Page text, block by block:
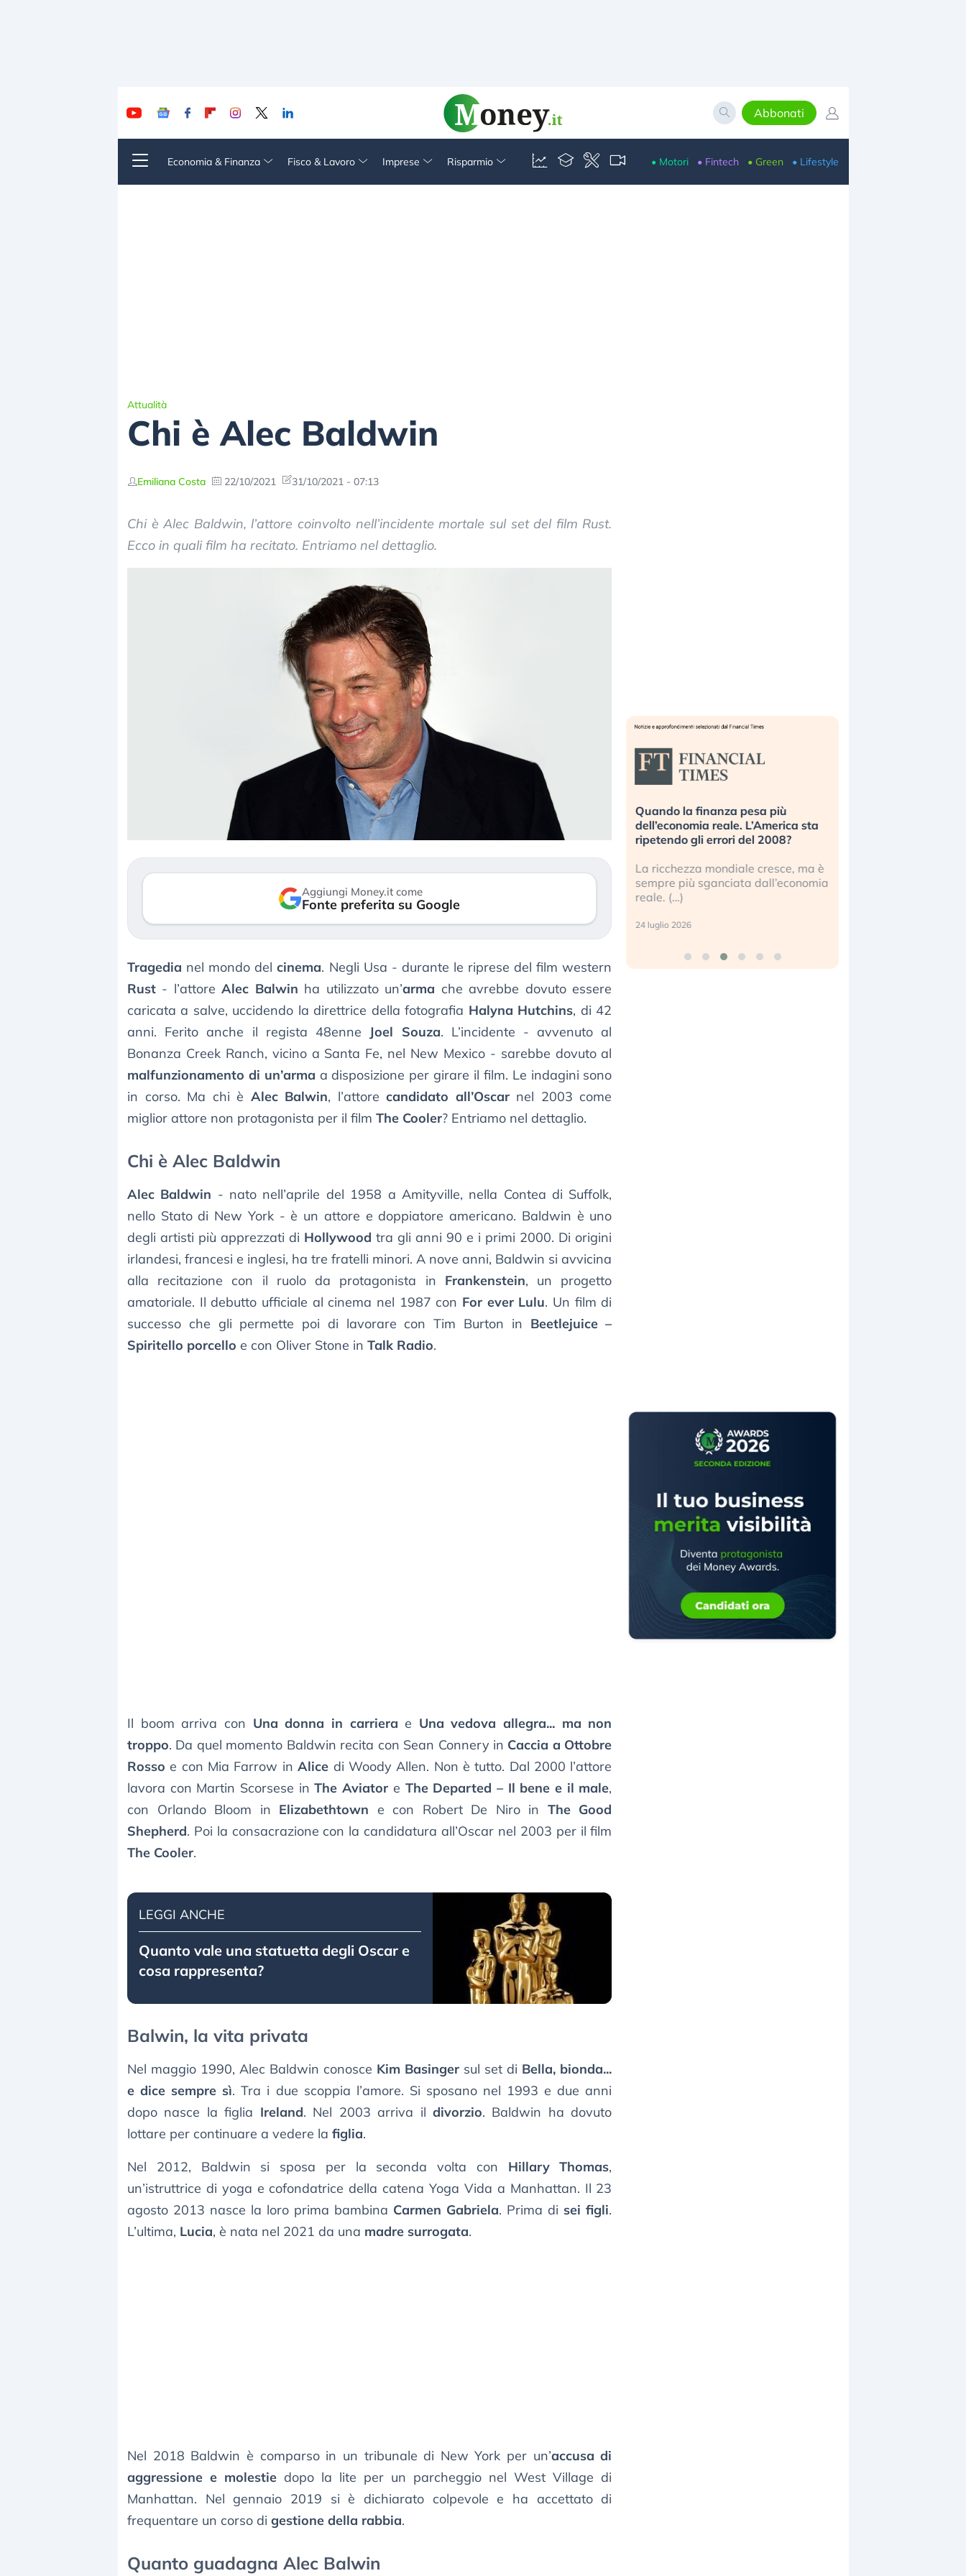
Abbonati
Economia & Finanza Fisco & Lavoro Imprese Risparmio • Motori • Fintech • Green • Lifestyle
Attualità
Chi è Alec Baldwin
Emiliana Costa 22/10/2021 31/10/2021 - 07:13
Chi è Alec Baldwin, l’attore coinvolto nell’incidente mortale sul set del film Rust.
Ecco in quali film ha recitato. Entriamo nel dettaglio.
Aggiungi Money.it come
Fonte preferita su Google
Tragedia nel mondo delcinema. Negli Usa - durante le riprese del film western
Rust - l’attoreAlec Balwin ha utilizzato un’arma che avrebbe dovuto essere
caricata a salve, uccidendo la direttrice della fotografia Halyna Hutchins, di 42
anni. Ferito anche il regista 48enne Joel Souza. L’incidente - avvenuto al
Bonanza Creek Ranch, vicino a Santa Fe, nel New Mexico - sarebbe dovuto al
malfunzionamento di un’arma a disposizione per girare il film. Le indagini sono
in corso. Ma chi è Alec Balwin, l’attorecandidato all’Oscarnel 2003 come
miglior attore non protagonista per il film The Cooler? Entriamo nel dettaglio.
Chi è Alec Baldwin
Alec Baldwin - nato nell’aprile del 1958 a Amityville, nella Contea di Suffolk,
nello Stato di New York - è un attore e doppiatore americano. Baldwin è uno
degli artisti più apprezzati di Hollywood tra gli anni 90 e i primi 2000. Di origini
irlandesi, francesi e inglesi, ha tre fratelli minori. A nove anni, Baldwin si avvicina
alla recitazione con il ruolo da protagonista in Frankenstein, un progetto
amatoriale. Il debutto ufficiale al cinema nel 1987 con For ever Lulu. Un film di
successo che gli permette poi di lavorare con Tim Burton in Beetlejuice –
Spiritello porcello e con Oliver Stone in Talk Radio.
Il boom arriva con Una donna in carriera e Una vedova allegra... ma non
troppo. Da quel momento Baldwin recita con Sean Connery in Caccia a Ottobre
Rosso e con Mia Farrow inAlice di Woody Allen. Non è tutto. Dal 2000 l’attore
lavora con Martin Scorsese inThe Aviator e The Departed – Il bene e il male,
con Orlando Bloom in Elizabethtown e con Robert De Niro in The Good
Shepherd. Poi la consacrazione con la candidatura all’Oscar nel 2003 per il film
The Cooler.
LEGGI ANCHE
Quanto vale una statuetta degli Oscar e
cosa rappresenta?
Balwin, la vita privata
Nel maggio 1990, Alec Baldwin conosce Kim Basinger sul set di Bella, bionda...
e dice sempre sì. Tra i due scoppia l’amore. Si sposano nel 1993 e due anni
dopo nasce la figlia Ireland. Nel 2003 arriva ildivorzio. Baldwin ha dovuto
lottare per continuare a vedere la figlia.
Nel 2012, Baldwin si sposa per la seconda volta con Hillary Thomas,
un’istruttrice di yoga e cofondatrice della catena Yoga Vida a Manhattan. Il 23
agosto 2013 nasce la loro prima bambina Carmen Gabriela. Prima di sei figli.
L’ultima, Lucia, è nata nel 2021 da una madre surrogata.
Nel 2018 Baldwin è comparso in un tribunale di New York per un’accusa di
aggressione e molestie dopo la lite per un parcheggio nel West Village di
Manhattan. Nel gennaio 2019 si è dichiarato colpevole e ha accettato di
frequentare un corso di gestione della rabbia.
Quanto guadagna Alec Balwin
Dalle valutazioni estreme alla
correzione. Cosa sta guidando il
repricing degli asset?
3 agosto 2026
«La mia vita è rovinata». Investitori
in preda al panico dopo lo scoppio
della bolla AI
Kospi, mentre gli investitori retail (…)
30 luglio 2026
Quando la finanza pesa più
dell’economia reale. L’America sta
ripetendo gli errori del 2008?
La ricchezza mondiale cresce, ma è
sempre più sganciata dall’economia
reale. (…)
24 luglio 2026